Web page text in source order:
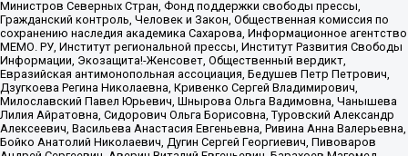
Министров Северных Стран, Фонд поддержки свободы прессы,
Гражданский контроль, Человек и Закон, Общественная комиссия по
сохранению наследия академика Сахарова, Информационное агентство
МЕМО. РУ, Институт региональной прессы, Институт Развития Свободы
Информации, Экозащита!-Женсовет, Общественный вердикт,
Евразийская антимонопольная ассоциация, Бедушев Петр Петрович,
Дзугкоева Регина Николаевна, Кривенко Сергей Владимирович,
Милославский Павел Юрьевич, Шнырова Ольга Вадимовна, Чанышева
Лилия Айратовна, Сидорович Ольга Борисовна, Туровский Александр
Алексеевич, Васильева Анастасия Евгеньевна, Ривина Анна Валерьевна,
Бойко Анатолий Николаевич, Дугин Сергей Георгиевич, Пивоваров